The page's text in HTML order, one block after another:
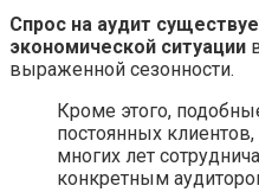
Спрос на аудит
экономической ситуации
выраженной сезонности.
Кроме этого,
постоянных
многих лет
конкретным